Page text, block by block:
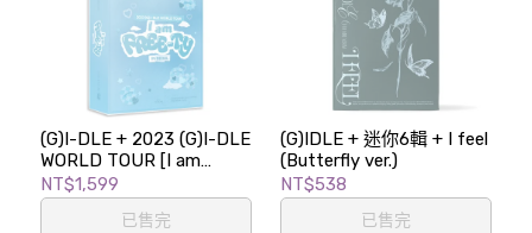
(G)I-DLE + 2023 (G)I-DLE
WORLD TOUR [I am
FREE-TY] IN SEOUL -
DVD
NT$1,599
已售完
(G)IDLE + 迷你6輯 + I feel
(Butterfly ver.)
NT$538
已售完